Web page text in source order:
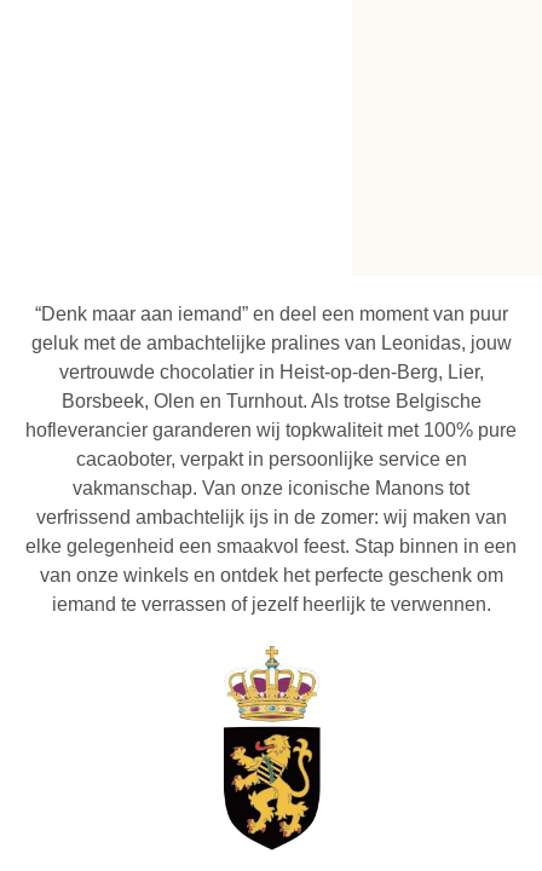
“Denk maar aan iemand” en deel een moment van puur
geluk met de ambachtelijke pralines van Leonidas, jouw
vertrouwde chocolatier in Heist-op-den-Berg, Lier,
Borsbeek, Olen en Turnhout. Als trotse Belgische
hofleverancier garanderen wij topkwaliteit met 100% pure
cacaoboter, verpakt in persoonlijke service en
vakmanschap. Van onze iconische Manons tot
verfrissend ambachtelijk ijs in de zomer: wij maken van
elke gelegenheid een smaakvol feest. Stap binnen in een
van onze winkels en ontdek het perfecte geschenk om
iemand te verrassen of jezelf heerlijk te verwennen.